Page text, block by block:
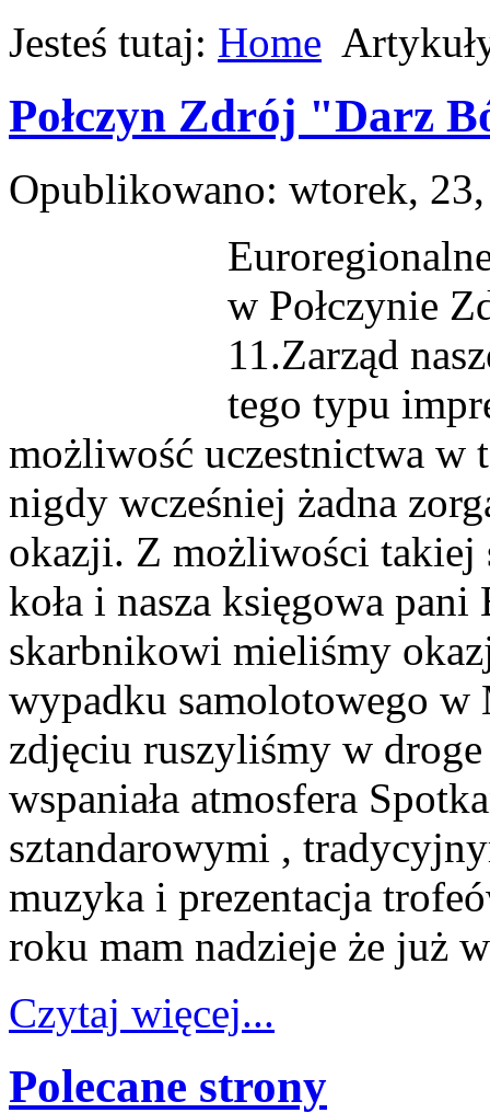
Jesteś tutaj: Home
Połczyn Zdrój "Darz
Opublikowano: wtorek,
w Połczynie
11.Zarząd
tego typu
możliwość uczestnictwa w
nigdy wcześniej żadna
okazji. Z możliwości takiej
koła i nasza księgowa
skarbnikowi mieliśmy
wypadku samolotowego w
zdjęciu ruszyliśmy w droge
wspaniała atmosfera
sztandarowymi ,
muzyka i prezentacja
roku mam nadzieje że już
Czytaj więcej...
Polecane strony